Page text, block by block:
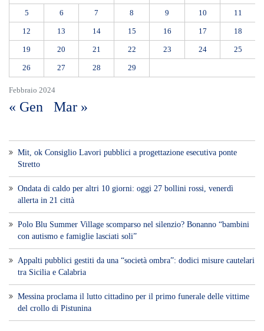
Febbraio 2024
5 6 7 8 9 10 11
12 13 14 15 16 17 18
19 20 21 22 23 24 25
26 27 28 29
« Gen Mar »
Mit, ok Consiglio Lavori pubblici a progettazione esecutiva ponte
Stretto
Ondata di caldo per altri 10 giorni: oggi 27 bollini rossi, venerdì
allerta in 21 città
Polo Blu Summer Village scomparso nel silenzio? Bonanno “bambini
con autismo e famiglie lasciati soli”
Appalti pubblici gestiti da una “società ombra”: dodici misure cautelari
tra Sicilia e Calabria
Messina proclama il lutto cittadino per il primo funerale delle vittime
del crollo di Pistunina